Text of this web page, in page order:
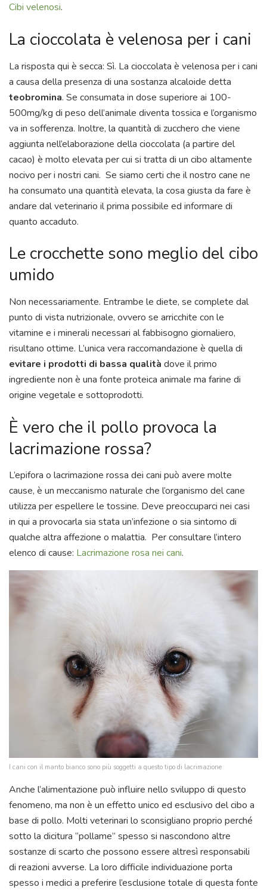
Cibi velenosi.
La cioccolata è velenosa per i cani
La risposta qui è secca: Sì. La cioccolata è velenosa per i cani
a causa della presenza di una sostanza alcaloide detta
teobromina. Se consumata in dose superiore ai 100-
500mg/kg di peso dell’animale diventa tossica e l’organismo
va in sofferenza. Inoltre, la quantità di zucchero che viene
aggiunta nell’elaborazione della cioccolata (a partire del
cacao) è molto elevata per cui si tratta di un cibo altamente
nocivo per i nostri cani. Se siamo certi che il nostro cane ne
ha consumato una quantità elevata, la cosa giusta da fare è
andare dal veterinario il prima possibile ed informare di
quanto accaduto.
Le crocchette sono meglio del cibo
umido
Non necessariamente. Entrambe le diete, se complete dal
punto di vista nutrizionale, ovvero se arricchite con le
vitamine e i minerali necessari al fabbisogno giornaliero,
risultano ottime. L’unica vera raccomandazione è quella di
evitare i prodotti di bassa qualità dove il primo
ingrediente non è una fonte proteica animale ma farine di
origine vegetale e sottoprodotti.
È vero che il pollo provoca la
lacrimazione rossa?
L’epifora o lacrimazione rossa dei cani può avere molte
cause, è un meccanismo naturale che l’organismo del cane
utilizza per espellere le tossine. Deve preoccuparci nei casi
in qui a provocarla sia stata un’infezione o sia sintomo di
qualche altra affezione o malattia. Per consultare l’intero
elenco di cause: Lacrimazione rosa nei cani.
I cani con il manto bianco sono più soggetti a questo tipo di lacrimazione
Anche l’alimentazione può influire nello sviluppo di questo
fenomeno, ma non è un effetto unico ed esclusivo del cibo a
base di pollo. Molti veterinari lo sconsigliano proprio perché
sotto la dicitura “pollame” spesso si nascondono altre
sostanze di scarto che possono essere altresì responsabili
di reazioni avverse. La loro difficile individuazione porta
spesso i medici a preferire l’esclusione totale di questa fonte